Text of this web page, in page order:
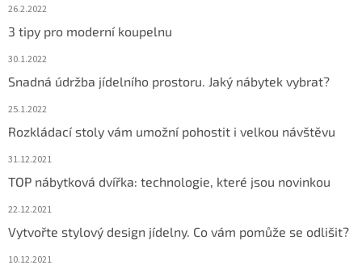
26.2.2022
3 tipy pro moderní koupelnu
30.1.2022
Snadná údržba jídelního prostoru. Jaký nábytek vybrat?
25.1.2022
Rozkládací stoly vám umožní pohostit i velkou návštěvu
31.12.2021
TOP nábytková dvířka: technologie, které jsou novinkou
22.12.2021
Vytvořte stylový design jídelny. Co vám pomůže se odlišit?
10.12.2021